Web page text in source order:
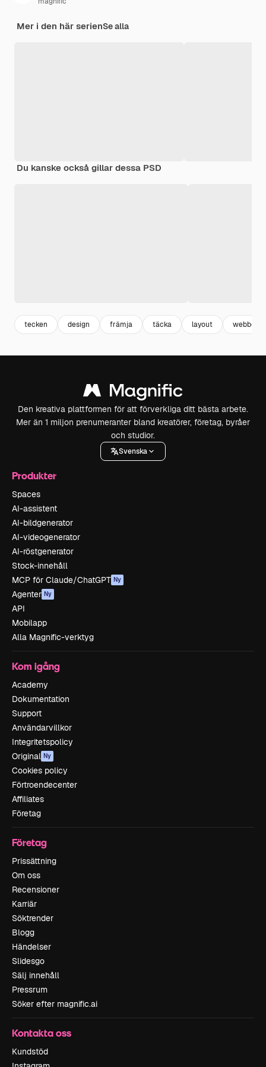
Mer i den här serienSe alla
Du kanske också gillar dessa PSD
tecken design främja täcka layout webben
Den kreativa plattformen för att förverkliga ditt bästa arbete.
Mer än 1 miljon prenumeranter bland kreatörer, företag, byråer
och studior.
Svenska
Produkter
Spaces
AI-assistent
AI-bildgenerator
AI-videogenerator
AI-röstgenerator
Stock-innehåll
MCP för Claude/ChatGPT Ny
Agenter Ny
API
Mobilapp
Alla Magnific-verktyg
Kom igång
Academy
Dokumentation
Support
Användarvillkor
Integritetspolicy
Original Ny
Cookies policy
Förtroendecenter
Affiliates
Företag
Företag
Prissättning
Om oss
Recensioner
Karriär
Söktrender
Blogg
Händelser
Slidesgo
Sälj innehåll
Pressrum
Söker efter magnific.ai
Kontakta oss
Kundstöd